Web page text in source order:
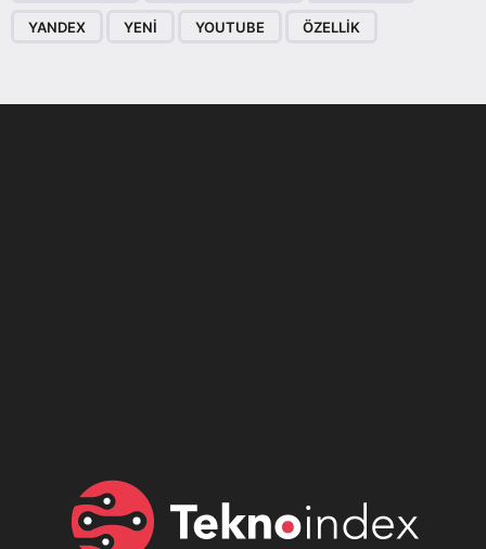
YANDEX YENI YOUTUBE ÖZELLIK